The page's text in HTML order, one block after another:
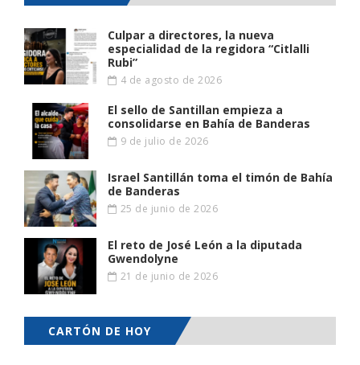
Culpar a directores, la nueva
especialidad de la regidora “Citlalli
Rubi”
4 de agosto de 2026
El sello de Santillan empieza a
consolidarse en Bahía de Banderas
9 de julio de 2026
Israel Santillán toma el timón de Bahía
de Banderas
25 de junio de 2026
El reto de José León a la diputada
Gwendolyne
21 de junio de 2026
CARTÓN DE HOY